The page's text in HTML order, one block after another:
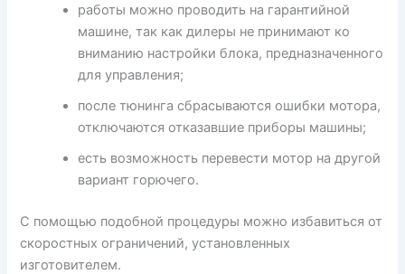
работы можно проводить на гарантийной
машине, так как дилеры не принимают ко
вниманию настройки блока, предназначенного
для управления;
после тюнинга сбрасываются ошибки мотора,
отключаются отказавшие приборы машины;
есть возможность перевести мотор на другой
вариант горючего.
С помощью подобной процедуры можно избавиться от
скоростных ограничений, установленных
изготовителем.